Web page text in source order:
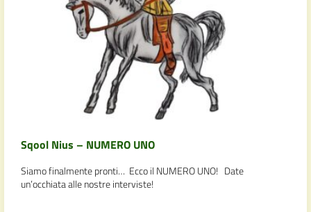
Sqool Nius – NUMERO UNO
Siamo finalmente pronti… Ecco il NUMERO UNO! Date
un’occhiata alle nostre interviste!